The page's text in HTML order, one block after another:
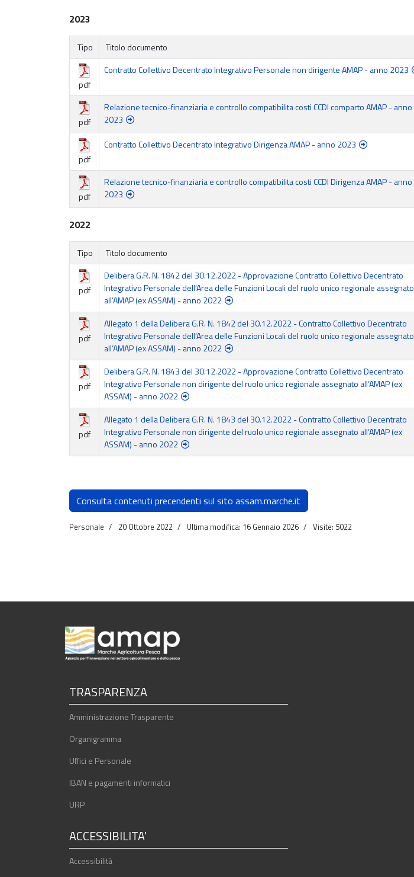
2023
Tipo Titolo documento
pdf
Contratto Collettivo Decentrato Integrativo Personale non dirigente AMAP - anno 2023
pdf
Relazione tecnico-finanziaria e controllo compatibilita costi CCDI comparto AMAP - anno
2023
pdf
Contratto Collettivo Decentrato Integrativo Dirigenza AMAP - anno 2023
pdf
Relazione tecnico-finanziaria e controllo compatibilita costi CCDI Dirigenza AMAP - anno
2023
2022
Tipo Titolo documento
pdf
Delibera G.R. N. 1842 del 30.12.2022 - Approvazione Contratto Collettivo Decentrato
Integrativo Personale dell’Area delle Funzioni Locali del ruolo unico regionale assegnato
all’AMAP (ex ASSAM) - anno 2022
pdf
Allegato 1 della Delibera G.R. N. 1842 del 30.12.2022 - Contratto Collettivo Decentrato
Integrativo Personale dell’Area delle Funzioni Locali del ruolo unico regionale assegnato
all’AMAP (ex ASSAM) - anno 2022
pdf
Delibera G.R. N. 1843 del 30.12.2022 - Approvazione Contratto Collettivo Decentrato
Integrativo Personale non dirigente del ruolo unico regionale assegnato all’AMAP (ex
ASSAM) - anno 2022
pdf
Allegato 1 della Delibera G.R. N. 1843 del 30.12.2022 - Contratto Collettivo Decentrato
Integrativo Personale non dirigente del ruolo unico regionale assegnato all’AMAP (ex
ASSAM) - anno 2022
Consulta contenuti precendenti sul sito assam.marche.it
Personale 20 Ottobre 2022 Ultima modifica: 16 Gennaio 2026 Visite: 5022
TRASPARENZA
Amministrazione Trasparente
Organigramma
Uffici e Personale
IBAN e pagamenti informatici
URP
ACCESSIBILITA'
Accessibilità